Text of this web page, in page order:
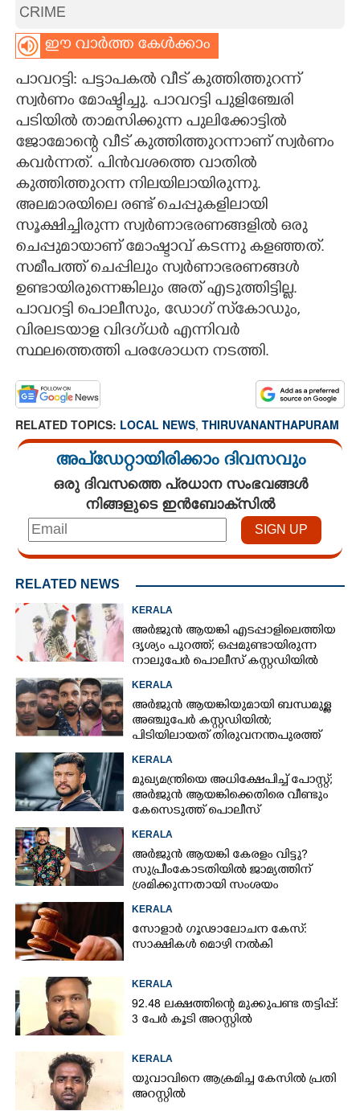
ASTRO
CARTOONS
LITERATURE
ZOOM
CRIME
ഈ വാർത്ത കേൾക്കാം
പാവറട്ടി: പട്ടാപകൽ വീട് കുത്തിത്തുറന്ന്
സ്വർണം മോഷ്ടിച്ചു. പാവറട്ടി പുളിഞ്ചേരി
പടിയിൽ താമസിക്കുന്ന പുലിക്കോട്ടിൽ
ജോമോന്റെ വീട് കുത്തിത്തുറന്നാണ് സ്വർണം
കവർന്നത്. പിൻവശത്തെ വാതിൽ
കുത്തിത്തുറന്ന നിലയിലായിരുന്നു.
അലമാരയിലെ രണ്ട് ചെപ്പുകളിലായി
സൂക്ഷിച്ചിരുന്ന സ്വർണാഭരണങ്ങളിൽ ഒരു
ചെപ്പുമായാണ് മോഷ്ടാവ് കടന്നു കളഞ്ഞത്.
സമീപത്ത് ചെപ്പിലും സ്വർണാഭരണങ്ങൾ
ഉണ്ടായിരുന്നെങ്കിലും അത് എടുത്തിട്ടില്ല.
പാവറട്ടി പൊലീസും, ഡോഗ് സ്‌കോഡും,
വിരലടയാള വിദഗ്ധർ എന്നിവർ
സ്ഥലത്തെത്തി പരശോധന നടത്തി.
RELATED TOPICS: LOCAL NEWS, THIRUVANANTHAPURAM
അപ്ഡേറ്റായിരിക്കാം ദിവസവും
ഒരു ദിവസത്തെ പ്രധാന സംഭവങ്ങൾ
നിങ്ങളുടെ ഇൻബോക്സിൽ
RELATED NEWS
KERALA
അർജുൻ ആയങ്കി എടപ്പാളിലെത്തിയ
ദൃശ്യം പുറത്ത്; ഒപ്പമുണ്ടായിരുന്ന
നാലുപേർ പൊലീസ് കസ്റ്റഡിയിൽ
KERALA
അർജുൻ ആയങ്കിയുമായി ബന്ധമുള്ള
അഞ്ചുപേർ കസ്റ്റഡിയിൽ;
പിടിയിലായത് തിരുവനന്തപുരത്ത്
KERALA
മുഖ്യമന്ത്രിയെ അധിക്ഷേപിച്ച് പോസ്റ്റ്;
അർജുൻ ആയങ്കിക്കെതിരെ വീണ്ടും
കേസെടുത്ത് പൊലീസ്
KERALA
അർജുൻ ആയങ്കി കേരളം വിട്ടു?
സുപ്രീംകോടതിയിൽ ജാമ്യത്തിന്
ശ്രമിക്കുന്നതായി സംശയം
KERALA
സോളാർ ഗൂഢാലോചന കേസ്:
സാക്ഷികൾ മൊഴി നൽകി
KERALA
92.48 ലക്ഷത്തിന്റെ മുക്കുപണ്ട തട്ടിപ്പ്:
3 പേർ കൂടി അറസ്റ്റിൽ
KERALA
യുവാവിനെ ആക്രമിച്ച കേസിൽ പ്രതി
അറസ്റ്റിൽ